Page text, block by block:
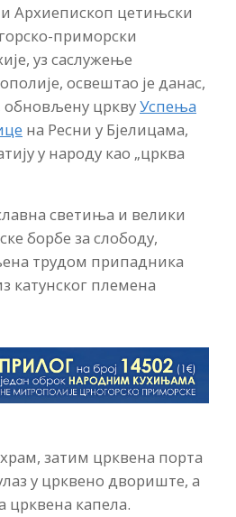
Архиепископ цетињски
приморски
уз саслужење
освештао је данас,
обновљену црквуУспења
на Ресни у Бјелицама,
у народу као „црква
светиња и велики
борбе за слободу,
трудом припадника
катунског племена
затим црквена порта
у црквено двориште, а
црквена капела.